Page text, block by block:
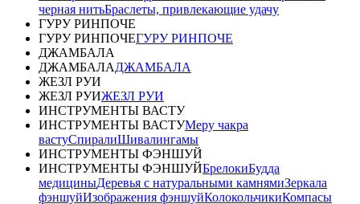
черная нитьБраслеты, привлекающие удачу
ГУРУ РИНПОЧЕ
ГУРУ РИНПОЧЕГУРУ РИНПОЧЕ
ДЖАМБАЛА
ДЖАМБАЛАДЖАМБАЛА
ЖЕЗЛ РУИ
ЖЕЗЛ РУИЖЕЗЛ РУИ
ИНСТРУМЕНТЫ ВАСТУ
ИНСТРУМЕНТЫ ВАСТУМеру чакра
вастуСпиралиШивалингамы
ИНСТРУМЕНТЫ ФЭНШУЙ
ИНСТРУМЕНТЫ ФЭНШУЙБрелокиБудда
медициныДеревья с натуральными камнямиЗеркала
фэншуйИзображения фэншуйКолокольчикиКомпасы